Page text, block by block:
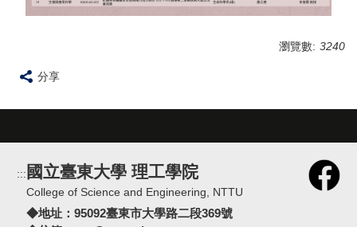
瀏覽數: 3240
分享
::: 國立臺東大學 理工學院
College of Science and Engineering, NTTU
◆地址： 95092臺東市大學路二段369號